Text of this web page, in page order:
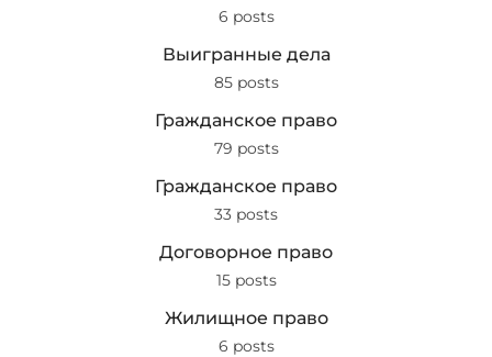
6 posts
Выигранные дела
85 posts
Гражданское право
79 posts
Гражданское право
33 posts
Договорное право
15 posts
Жилищное право
6 posts